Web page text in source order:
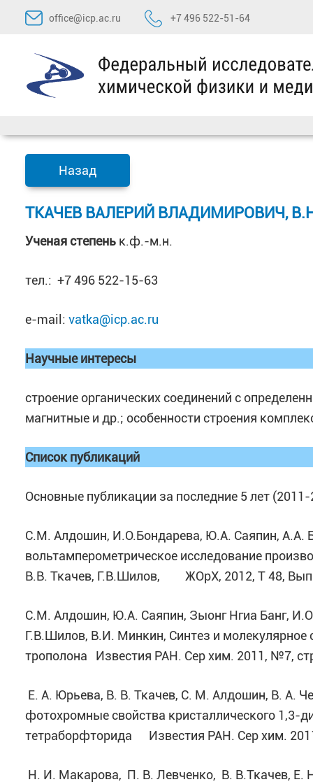
Перейти
содержимому
office@icp.ac.ru +7 496 522-51-64
Назад
ТКАЧЕВ ВАЛЕРИЙ ВЛАДИМИРОВИЧ,
Ученая степень к.ф.-м.н.
тел.: +7 496 522-15-63
e-mail: vatka@icp.ac.ru
Научные интересы
строение органических соединений с
магнитные и др.; особенности строения
Список публикаций
Основные публикации за последние 5 лет
С.М. Алдошин, И.О.Бондарева, Ю.А. Саяпин, А.А.
вольтамперометрическое исследование
В.В. Ткачев, Г.В.Шилов, ЖОрХ, 2012, Т 48, Вып.
С.М. Алдошин, Ю.А. Саяпин, Зыонг Нгиа Банг,
Г.В.Шилов, В.И. Минкин, Синтез и
трополона Известия РАН. Сер хим. 2011, №7,
Е. А. Юрьева, В. В. Ткачев, С. М. Алдошин, В. А.
фотохромные свойства кристаллического
тетраборфторида Известия РАН. Сер хим.
Н. И. Макарова, П. В. Левченко, В. В.Ткачев, Е.